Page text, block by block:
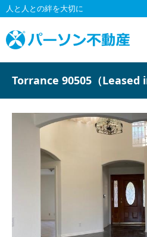
コ
ン
テ
ン
ツ
人と人との絆を大切に
Torrance 90505（Leased